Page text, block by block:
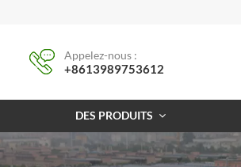
Appelez-nous :
+8613989753612
DES PRODUITS